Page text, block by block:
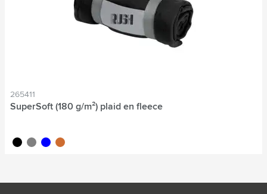
265411
SuperSoft (180 g/m²) plaid en fleece
noir gris bleu terre